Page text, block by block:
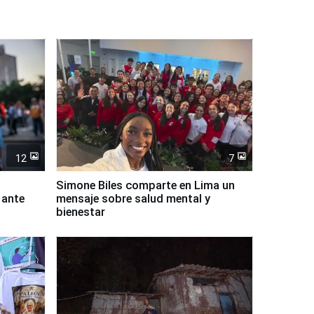
12 7
Simone Biles comparte en Lima un
mensaje sobre salud mental y
bienestar